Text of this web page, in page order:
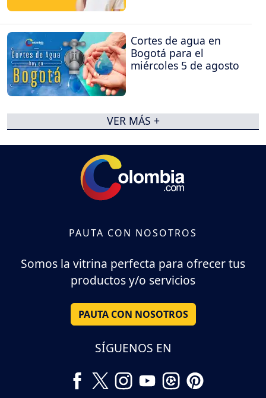
Cortes de agua en
Bogotá para el
miércoles 5 de agosto
VER MÁS +
PAUTA CON NOSOTROS
Somos la vitrina perfecta para ofrecer tus
productos y/o servicios
PAUTA CON NOSOTROS
SÍGUENOS EN